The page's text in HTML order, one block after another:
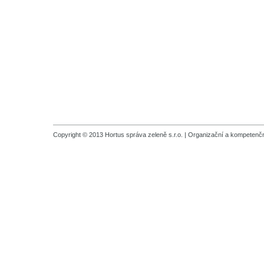
Copyright © 2013 Hortus správa zeleně s.r.o. | Organizační a